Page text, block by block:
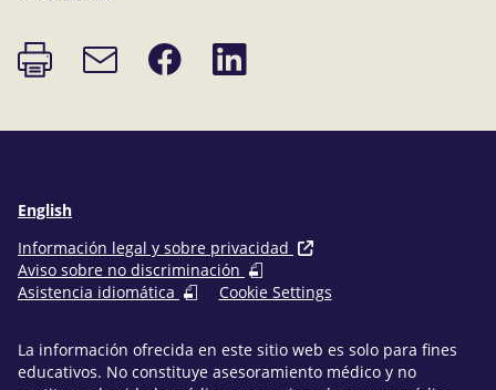
Imprimir
página
Enlace
de
Compartir
en
Compartir
en
English
Información legal y sobre privacidad
Aviso sobre no discriminación
Asistencia idiomática
Cookie Settings
La información ofrecida en este sitio web es solo para fines
educativos. No constituye asesoramiento médico y no